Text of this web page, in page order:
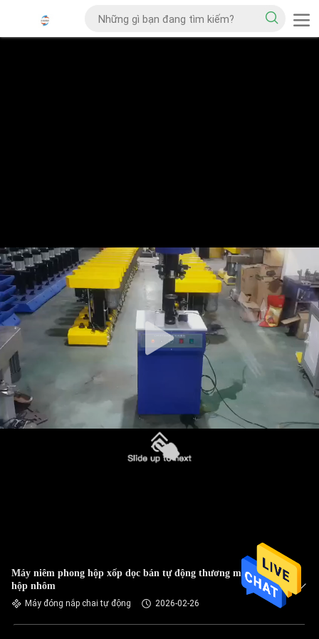
Máy niêm phong hộp xốp dọc bán tự động thương mại cho
hộp nhôm
Máy đóng nắp chai tự động 2026-02-26